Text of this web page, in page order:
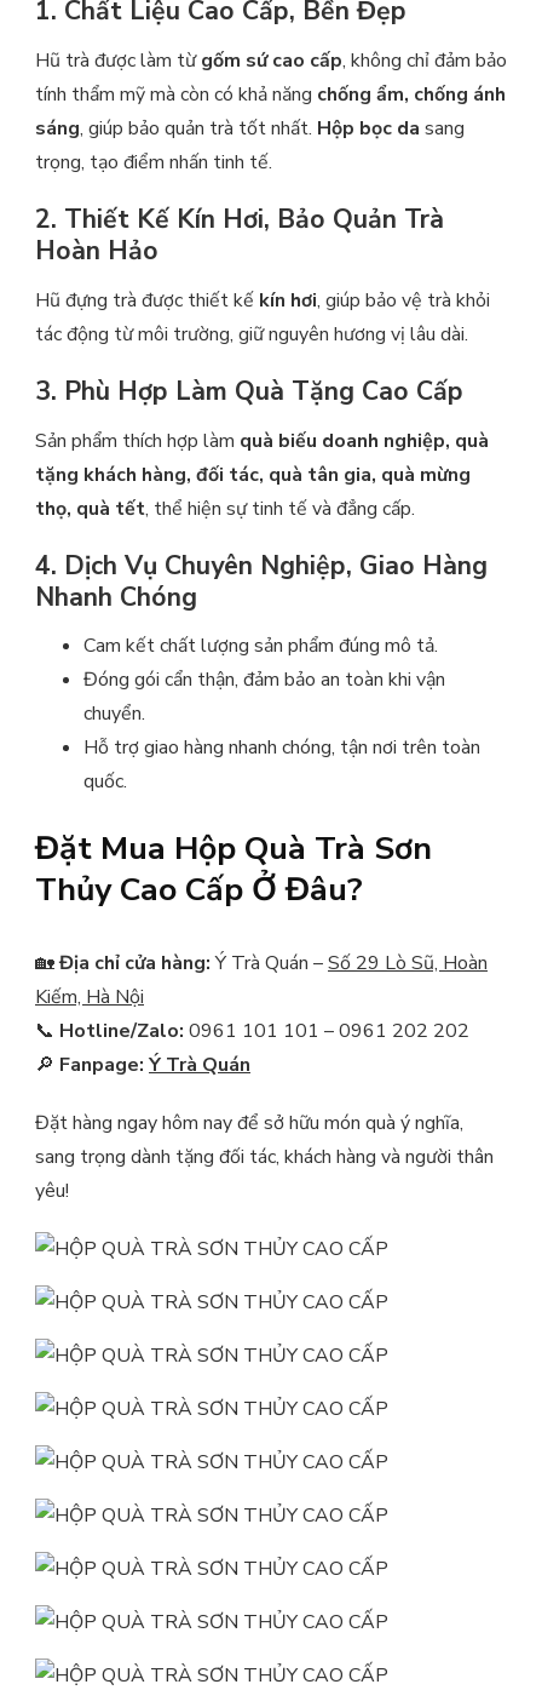
1. Chất Liệu Cao Cấp, Bền Đẹp
Hũ trà được làm từgốm sứ cao cấp, không chỉ đảm bảo
tính thẩm mỹ mà còn có khả năng chống ẩm, chống ánh
sáng, giúp bảo quản trà tốt nhất. Hộp bọc da sang
trọng, tạo điểm nhấn tinh tế.
2. Thiết Kế Kín Hơi, Bảo Quản Trà
Hoàn Hảo
Hũ đựng trà được thiết kế kín hơi, giúp bảo vệ trà khỏi
tác động từ môi trường, giữ nguyên hương vị lâu dài.
3. Phù Hợp Làm Quà Tặng Cao Cấp
Sản phẩm thích hợp làm quà biếu doanh nghiệp, quà
tặng khách hàng, đối tác, quà tân gia, quà mừng
thọ, quà tết, thể hiện sự tinh tế và đẳng cấp.
4. Dịch Vụ Chuyên Nghiệp, Giao Hàng
Nhanh Chóng
Cam kết chất lượng sản phẩm đúng mô tả.
Đóng gói cẩn thận, đảm bảo an toàn khi vận
chuyển.
Hỗ trợ giao hàng nhanh chóng, tận nơi trên toàn
quốc.
Đặt Mua Hộp Quà Trà Sơn
Thủy Cao Cấp Ở Đâu?
🏡Địa chỉ cửa hàng:Ý Trà Quán –Số 29 Lò Sũ, Hoàn
Kiếm, Hà Nội
📞 Hotline/Zalo: 0961 101 101 – 0961 202 202
🔎 Fanpage: Ý Trà Quán
Đặt hàng ngay hôm nay để sở hữu món quà ý nghĩa,
sang trọng dành tặng đối tác, khách hàng và người thân
yêu!